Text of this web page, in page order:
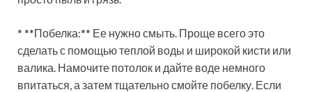
* **Побелка:** Ее нужно смыть. Проще всего это
сделать с помощью теплой воды и широкой кисти или
валика. Намочите потолок и дайте воде немного
впитаться, а затем тщательно смойте побелку. Если